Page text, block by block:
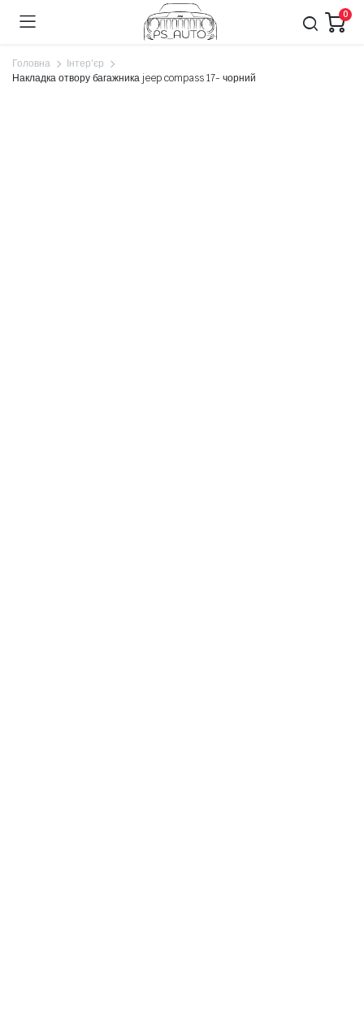
0
Головна
Інтер'єр
Накладка отвору багажника jeep compass 17- чорний